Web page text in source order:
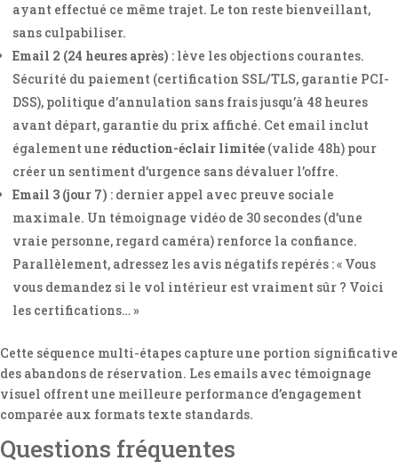
ayant effectué ce même trajet. Le ton reste bienveillant,
sans culpabiliser.
Email 2 (24 heures après) : lève les objections courantes.
Sécurité du paiement (certification SSL/TLS, garantie PCI-
DSS), politique d’annulation sans frais jusqu’à 48 heures
avant départ, garantie du prix affiché. Cet email inclut
également une réduction-éclair limitée (valide 48h) pour
créer un sentiment d’urgence sans dévaluer l’offre.
Email 3 (jour 7) : dernier appel avec preuve sociale
maximale. Un témoignage vidéo de 30 secondes (d’une
vraie personne, regard caméra) renforce la confiance.
Parallèlement, adressez les avis négatifs repérés : « Vous
vous demandez si le vol intérieur est vraiment sûr ? Voici
les certifications… »
Cette séquence multi-étapes capture une portion significative
des abandons de réservation. Les emails avec témoignage
visuel offrent une meilleure performance d’engagement
comparée aux formats texte standards.
Questions fréquentes